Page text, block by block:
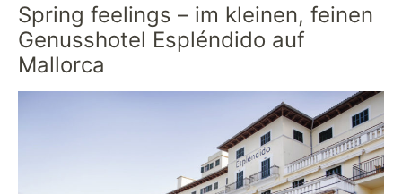
Spring feelings – im kleinen, feinen
Genusshotel Espléndido auf
Mallorca